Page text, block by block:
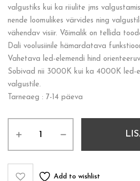
valgustiks kui ka riiulite jms
nende loomulikes värvides ning
vähendav visiir. Võimalik on tellida
Dali voolusiinile hämardatava
Vahetava led-elemendi hind
Sobivad nii 3000K kui ka 4000K led-
valgustile.
Tarneaeg : 7-14 päeva
Add to wishlist